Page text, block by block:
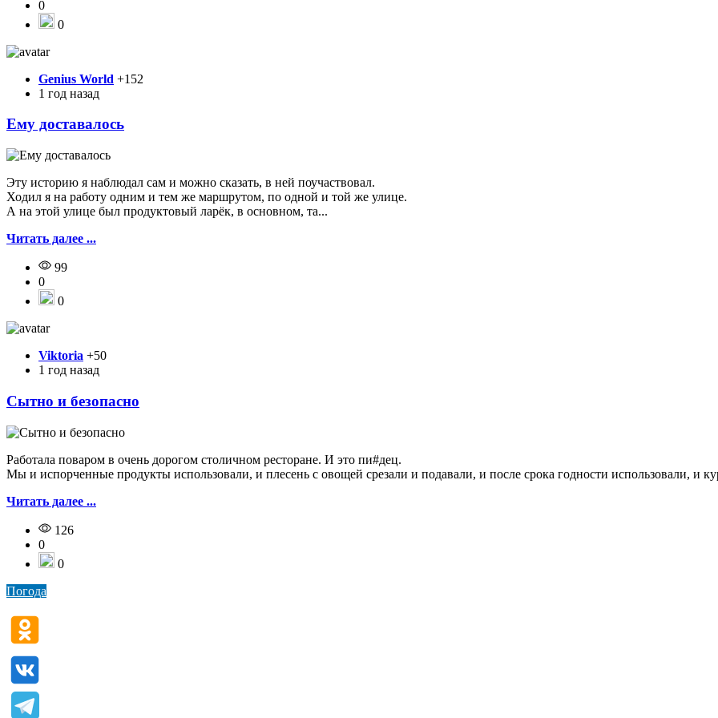
0
0
Genius World +152
1 год назад
Ему доставалось
Эту историю я наблюдал сам и можно сказать, в ней поучаствовал.
Ходил я на работу одним и тем же маршрутом, по одной и той же улице.
А на этой улице был продуктовый ларёк, в основном, та...
Читать далее ...
99
0
0
Viktoria +50
1 год назад
Сытно и безопасно
Работала поваром в очень дорогом столичном ресторане. И это пи#дец.
Мы и испорченные продукты использовали, и плесень с овощей срезали и подавали, и после срока годности использовали, и
Читать далее ...
126
0
0
Погода